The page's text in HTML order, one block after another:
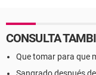
CONSULTA
Que tomar para que